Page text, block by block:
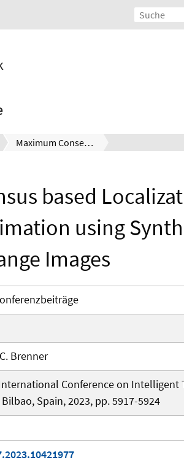
Maximum Consensus based Localization and Protection Level Estimation using Synthetic LiDAR Range Images
based
using
Images
Brenner
International Conference on
Bilbao, Spain, 2023, pp. 5917-5924